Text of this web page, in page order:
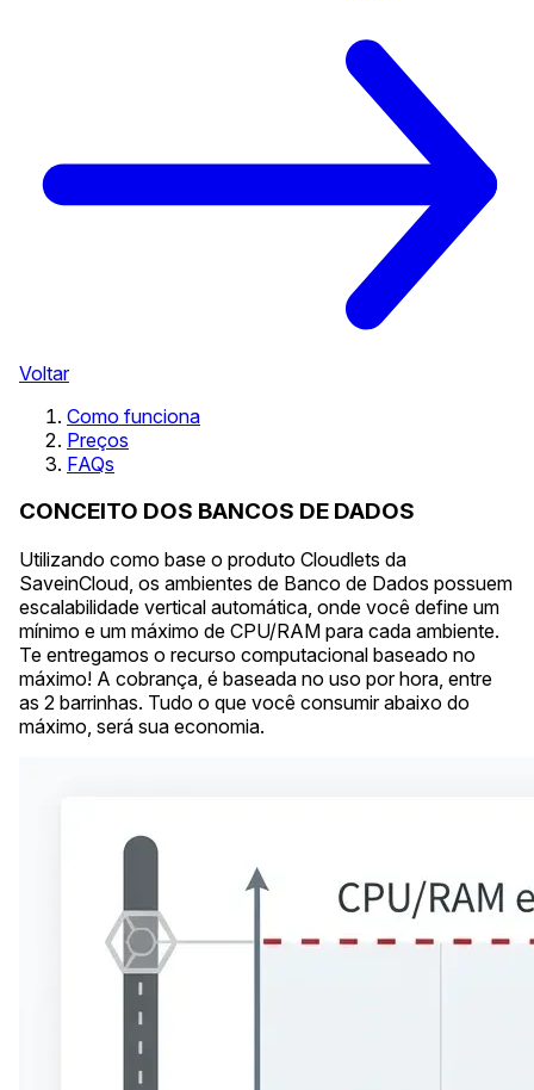
Voltar
Como funciona
Preços
FAQs
CONCEITO DOS BANCOS DE DADOS
Utilizando como base o produto Cloudlets da
SaveinCloud, os ambientes de Banco de Dados possuem
escalabilidade vertical automática, onde você define um
mínimo e um máximo de CPU/RAM para cada ambiente.
Te entregamos o recurso computacional baseado no
máximo! A cobrança, é baseada no uso por hora, entre
as 2 barrinhas. Tudo o que você consumir abaixo do
máximo, será sua economia.